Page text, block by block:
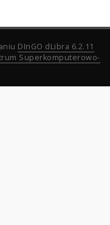
DInGO dLibra 6.2.11
Superkomputerowo-